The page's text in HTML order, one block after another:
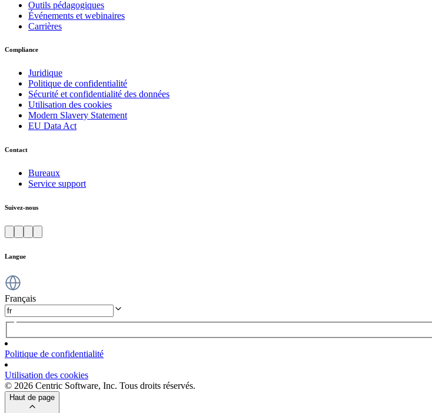
Outils pédagogiques
Événements et webinaires
Carrières
Compliance
Juridique
Politique de confidentialité
Sécurité et confidentialité des données
Utilisation des cookies
Modern Slavery Statement
EU Data Act
Contact
Bureaux
Service support
Suivez-nous
Langue
Français
Politique de confidentialité
Utilisation des cookies
© 2026 Centric Software, Inc. Tous droits réservés.
Haut de page